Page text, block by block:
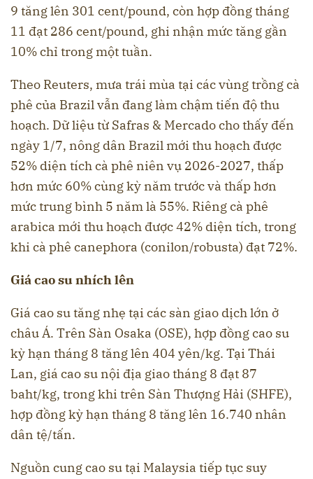
9 tăng lên 301 cent/pound, còn hợp đồng tháng
11 đạt 286 cent/pound, ghi nhận mức tăng gần
10% chỉ trong một tuần.
Theo Reuters, mưa trái mùa tại các vùng trồng cà
phê của Brazil vẫn đang làm chậm tiến độ thu
hoạch. Dữ liệu từ Safras & Mercado cho thấy đến
ngày 1/7, nông dân Brazil mới thu hoạch được
52% diện tích cà phê niên vụ 2026-2027, thấp
hơn mức 60% cùng kỳ năm trước và thấp hơn
mức trung bình 5 năm là 55%. Riêng cà phê
arabica mới thu hoạch được 42% diện tích, trong
khi cà phê canephora (conilon/robusta) đạt 72%.
Giá cao su nhích lên
Giá cao su tăng nhẹ tại các sàn giao dịch lớn ở
châu Á. Trên Sàn Osaka (OSE), hợp đồng cao su
kỳ hạn tháng 8 tăng lên 404 yên/kg. Tại Thái
Lan, giá cao su nội địa giao tháng 8 đạt 87
baht/kg, trong khi trên Sàn Thượng Hải (SHFE),
hợp đồng kỳ hạn tháng 8 tăng lên 16.740 nhân
dân tệ/tấn.
Nguồn cung cao su tại Malaysia tiếp tục suy